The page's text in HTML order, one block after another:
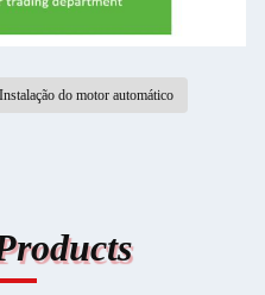
Instalação do motor automático